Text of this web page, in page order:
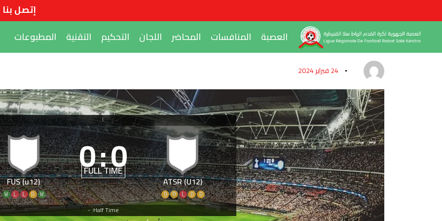
إتصل بنا
العصبة
المنافسات المحاضر اللجان التحكيم التقنية المطبوعات
24 فبراير 2024
|
ATSR (U12)
D
D
L
D
D
0
:
0
FULL TIME
FUS (u12)
W
D
L
L
W
Half Time: -